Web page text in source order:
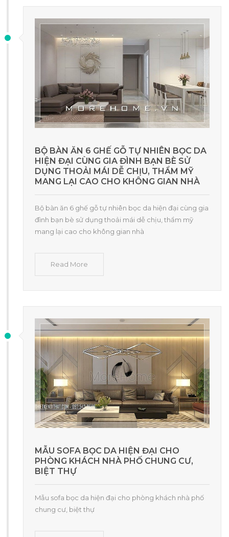
BỘ BÀN ĂN 6 GHẾ GỖ TỰ NHIÊN BỌC DA
HIỆN ĐẠI CÙNG GIA ĐÌNH BẠN BÈ SỬ
DỤNG THOẢI MÁI DỄ CHỊU, THẨM MỸ
MANG LẠI CAO CHO KHÔNG GIAN NHÀ
Bộ bàn ăn 6 ghế gỗ tự nhiên bọc da hiện đại cùng gia
đình bạn bè sử dụng thoải mái dễ chịu, thẩm mỹ
mang lại cao cho không gian nhà
Read More
MẪU SOFA BỌC DA HIỆN ĐẠI CHO
PHÒNG KHÁCH NHÀ PHỐ CHUNG CƯ,
BIỆT THỰ
Mẫu sofa bọc da hiện đại cho phòng khách nhà phố
chung cư, biệt thự